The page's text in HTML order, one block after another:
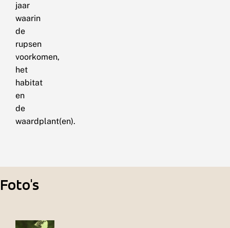
jaar
waarin
de
rupsen
voorkomen,
het
habitat
en
de
waardplant(en).
Foto's